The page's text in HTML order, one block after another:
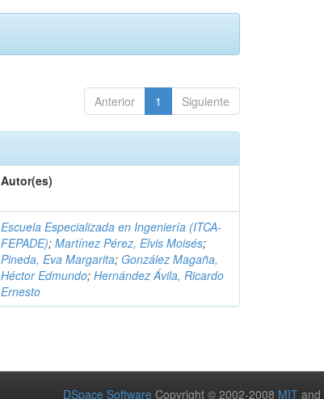
Anterior 1 Siguiente
Autor(es)
Escuela Especializada en Ingeniería (ITCA-
FEPADE);Martínez Pérez, Elvis Moisés;
Pineda, Eva Margarita; González Magaña,
Héctor Edmundo;Hernández Ávila, Ricardo
Ernesto
DSpace Software Copyright © 2002-2008 MIT and